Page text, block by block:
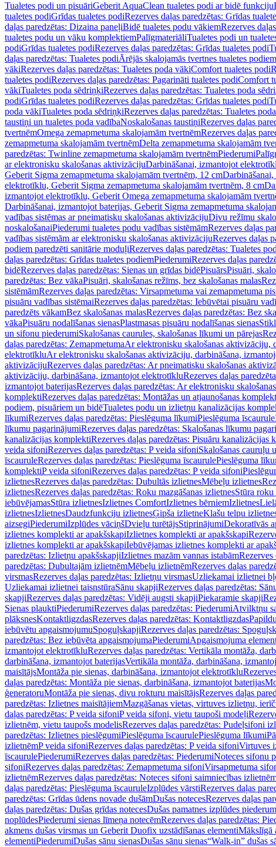
Tualetes podi un pisuāriGeberit AquaClean tualetes podi ar bidē funkciju
tualetes podiGrīdas tualetes podiRezerves daļas paredzētas: Grīdas
daļas paredzētas: Dizaina paneļiBidē tualetes podu vākiemRezerves
tualetes podu un vāku komplektiemPalīgmateriāliTualetes podi un
podiGrīdas tualetes podiRezerves daļas paredzētas: Grīdas tualetes podi
daļas paredzētas: Tualetes podiĀrējās skalojamās tvertnes tualetes
vākiRezerves daļas paredzētas: Tualetes poda vākiComfort tualetes podi
tualetes podiRezerves daļas paredzētas: Pagarināti tualetes podiComfort
vākiTualetes poda sēdriņķiRezerves daļas paredzētas: Tualetes poda
podiGrīdas tualetes podiRezerves daļas paredzētas: Grīdas tualetes podi
poda vākiTualetes poda sēdriņķiRezerves daļas paredzētas: Tualetes
taustiņi un tualetes poda vadībaNoskalošanas taustiņiRezerves daļas
tvertnēmOmega zemapmetuma skalojamām tvertnēmRezerves daļas
zemapmetuma skalojamām tvertnēmDelta zemapmetuma skalojamām
paredzētas: Twinline zemapmetuma skalojamām tvertnēmPiederumi
ar elektronisku skalošanas aktivizācijuDarbināšanai, izmantojot
Geberit Sigma zemapmetuma skalojamām tvertnēm, 12 cm
elektrotīklu, Geberit Sigma zemapmetuma skalojamām tvertnēm, 8 cm
izmantojot elektrotīklu, Geberit Omega zemapmetuma skalojamām
Darbināšanai, izmantojot baterijas, Geberit Sigma zemapmetuma
vadības sistēmas ar pneimatisku skalošanas aktivizācijuDivu režīmu
noskalošanaiPiederumi tualetes podu vadības sistēmāmRezerves daļas
vadības sistēmām ar elektronisku skalošanas aktivizācijuRezerves daļas
podiem paredzēti sanitārie moduļiRezerves daļas paredzētas: Tualetes
daļas paredzētas: Grīdas tualetes podiemPiederumiRezerves daļas
bidēRezerves daļas paredzētas: Sienas un grīdas bidēPisuārsPisuāri,
paredzētas: Bez vākaPisuāri, skalošanas režīms, bez skalošanas malas
sistēmāmRezerves daļas paredzētas: Virsapmetuma vai zemapmetuma
pisuāru vadības sistēmaiRezerves daļas paredzētas: Iebūvētai pisuāru
paredzēts vākamBez skalošanas malasRezerves daļas paredzētas: Bez
vākaPisuāru nodalīšanas sienasPlastmasas pisuāru nodalīšanas sienas
un sifonu piederumiSkalošanas caurules, skalošanas līkumi un pārejas
daļas paredzētas: ZemapmetumaAr elektronisku skalošanas aktivizāciju,
elektrotīkluAr elektronisku skalošanas aktivizāciju, darbināšana,
aktivizācijuRezerves daļas paredzētas: Ar pneimatisku skalošanas
aktivizāciju, darbināšana, izmantojot elektrotīkluRezerves daļas
izmantojot baterijasRezerves daļas paredzētas: Ar elektronisku
komplektiRezerves daļas paredzētas: Montāžas un atjaunošanas
podiem, pisuāriem un bidēTualetes podu un izlietņu kanalizācijas
līkumiRezerves daļas paredzētas: Pieslēguma līkumiPieslēguma īscaurule
līkumu pagarinājumiRezerves daļas paredzētas: Skalošanas līkumu
kanalizācijas komplektiRezerves daļas paredzētas: Pisuāru kanalizācijas
veida sifoniRezerves daļas paredzētas: P veida sifoniSkalošanas cauruļu
īscauruleRezerves daļas paredzētas: Pieslēguma īscaurulePieslēguma
komplektiP veida sifoniRezerves daļas paredzētas: P veida sifoni
izlietnesRezerves daļas paredzētas: Dubultās izlietnesMēbeļu izlietnes
izlietnesRezerves daļas paredzētas: Roku mazgāšanas izlietnesStūra roku
iebūvējamasStūra izlietnesIzlietnes ComfortIzlietnes bērniemIzlietnes
izlietnesIzlietnesDaudzfunkciju izlietnesĢipša izlietneKlašu telpu
aizsegiPiederumiIzplūdes vāciņšDvieļu turētājsStiprinājumiDekoratīvās
izlietnes komplekti ar apakšskapiIzlietnes komplekti ar apakšskapi
izlietnes komplekti ar apakšskapiIebūvējamas izlietnes komplekti ar
paredzētas: Izlietņu apakšskapjiIzlietnes mazām vannas istabāmRezerves
paredzētas: Dubultajām izlietnēmMēbeļu izlietnēmRezerves daļas
virsmasRezerves daļas paredzētas: Izlietņu virsmasUzliekamai izlietnei
Uzliekamai izlietnei taisnstūraSānu skapjiRezerves daļas paredzētas:
skapjiRezerves daļas paredzētas: Vidēji augsti skapjiPiekaramie skapji
Sienas plauktiPiederumiRezerves daļas paredzētas: PiederumiAtvilktņu
plāksnesKontaktligzdasRezerves daļas paredzētas: Kontaktligzdas
iebūvētu apgaismojumuSpoguļskapjiRezerves daļas paredzētas:
paredzētas: Bez iebūvēta apgaismojumaPiederumiApgaismojuma
izmantojot elektrotīkluRezerves daļas paredzētas: Vertikāla montāža,
darbināšana, izmantojot baterijasVertikāla montāža, darbināšana,
maisītājsMontāža pie sienas, darbināšana, izmantojot elektrotīklu
daļas paredzētas: Montāža pie sienas, darbināšana, izmantojot baterijas
ģeneratoruMontāža pie sienas, divu rokturu maisītājsRezerves daļas
paredzētas: Izlietnes maisītājiemMazgāšanas vietas, virtuves izlietņu,
daļas paredzētas: P veida sifoniP veida sifoni, vietu taupoši modeļi
izlietnēm, vietu taupošs modelisRezerves daļas paredzētas: Pudeļsifoni
paredzētas: Izlietnes pieslēgumiPieslēguma īscaurulePieslēguma līkumi
izlietnēmP veida sifoniRezerves daļas paredzētas: P veida sifoniVirtuves
īscaurulePiederumiRezerves daļas paredzētas: PiederumiNoteces sifonu
sifoniRezerves daļas paredzētas: Zemapmetuma sifoniVirsapmetuma
izlietnēmRezerves daļas paredzētas: Noteces sifoni saimniecības
daļas paredzētas: Pieslēguma īscauruleIzplūdes vārstiRezerves daļas
paredzētas: Grīdas ūdens novade dušāmDušas notecesRezerves daļas
daļas paredzētas: Dušas grīdas notecesDušas pamatnes izplūdes
noplūdesPiederumi sienas līmeņa notecēmRezerves daļas paredzētas:
akmens dušas virsmas un Geberit Duofix uzstādīšanas elementiMākslīgā
elementiPiederumiDušas sānu sienasDušas sānu sienas“Walk-in” dušas